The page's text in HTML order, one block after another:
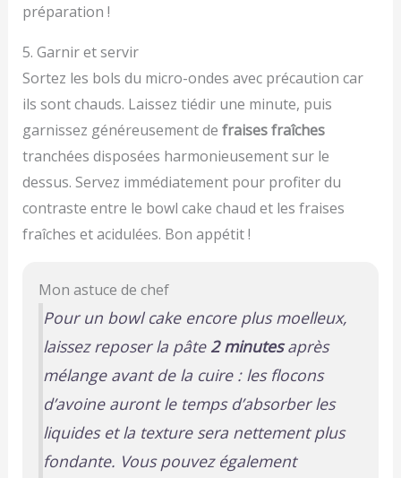
préparation !
5. Garnir et servir
Sortez les bols du micro-ondes avec précaution car
ils sont chauds. Laissez tiédir une minute, puis
garnissez généreusement de fraises fraîches
tranchées disposées harmonieusement sur le
dessus. Servez immédiatement pour profiter du
contraste entre le bowl cake chaud et les fraises
fraîches et acidulées. Bon appétit !
Mon astuce de chef
Pour un bowl cake encore plus moelleux,
laissez reposer la pâte 2 minutesaprès
mélange avant de la cuire : les flocons
d’avoine auront le temps d’absorber les
liquides et la texture sera nettement plus
fondante. Vous pouvez également